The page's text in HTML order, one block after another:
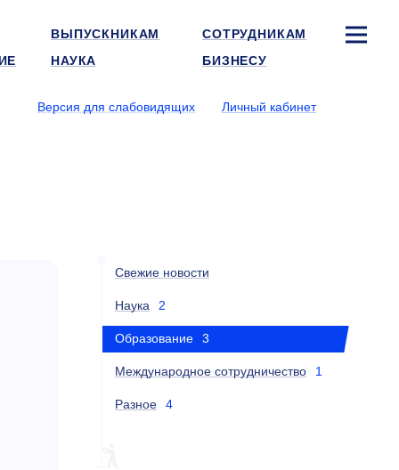
ВЫПУСКНИКАМ
СОТРУДНИКАМ
НАУКА БИЗНЕСУ
Версия для слабовидящих
Личный кабинет
Свежие новости
Наука 2
Образование 3
Международное сотрудничество 1
Разное 4